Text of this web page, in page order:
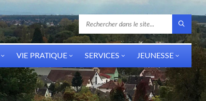
VIE PRATIQUE SERVICES JEUNESSE